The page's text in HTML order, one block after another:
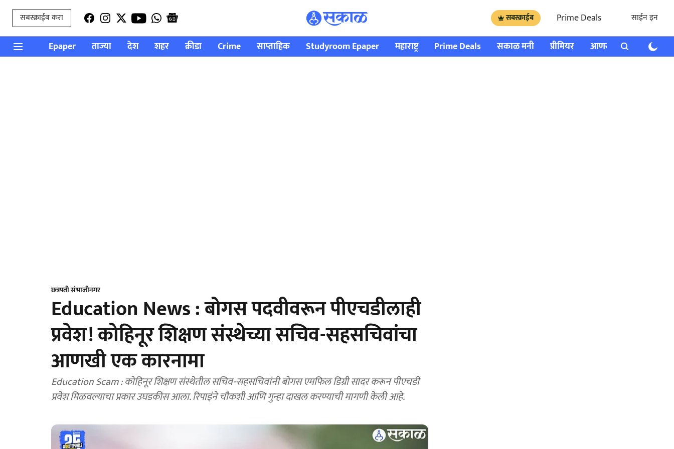
सबस्क्राईब करा सबस्क्राईब Prime Deals साईन इन
Epaper ताज्या देश शहर क्रीडा Crime साप्ताहिक Studyroom Epaper महाराष्ट्र Prime Deals सकाळ मनी प्रीमियर आणखी राशी भविष्य
छत्रपती संभाजीनगर
Education News : बोगस पदवीवरून पीएचडीलाही
प्रवेश! कोहिनूर शिक्षण संस्थेच्या सचिव-सहसचिवांचा
आणखी एक कारनामा
Education Scam : कोहिनूर शिक्षण संस्थेतील सचिव-सहसचिवांनी बोगस एमफिल डिग्री सादर करून पीएचडी
प्रवेश मिळवल्याचा प्रकार उघडकीस आला. रिपाइंने चौकशी आणि गुन्हा दाखल करण्याची मागणी केली आहे.